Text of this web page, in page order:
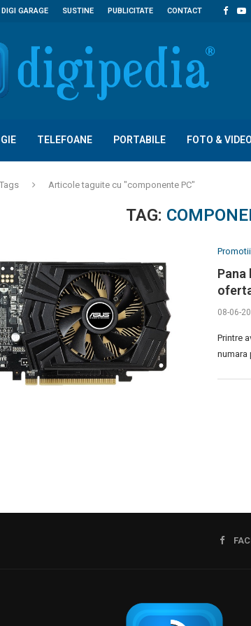
DIGI GARAGE SUSTINE PUBLICITATE CONTACT
TELEFOANE PORTABILE FOTO & VIDEO
Tags Articole taguite cu "componente PC"
TAG:
Promotii
Pana
08-06-
Printre
numara